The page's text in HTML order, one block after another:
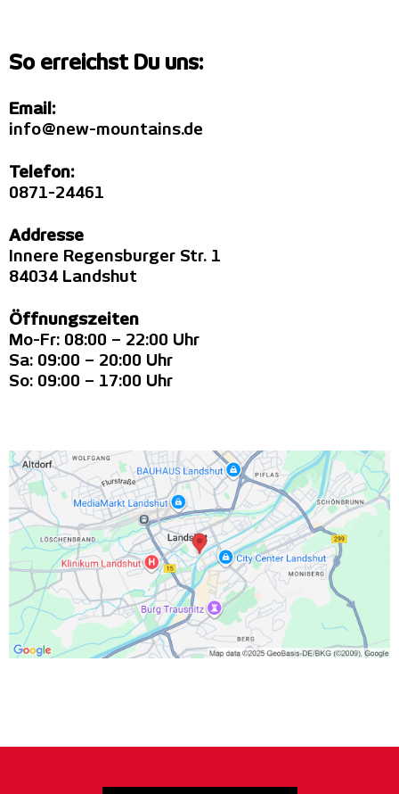
So erreichst Du uns:
Email:
info@new-mountains.de
Telefon:
0871-24461
Addresse
Innere Regensburger Str. 1
84034 Landshut
Öffnungszeiten
Mo-Fr: 08:00 – 22:00 Uhr
Sa: 09:00 – 20:00 Uhr
So: 09:00 – 17:00 Uhr